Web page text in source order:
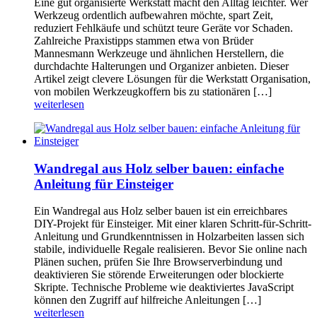
Eine gut organisierte Werkstatt macht den Alltag leichter. Wer
Werkzeug ordentlich aufbewahren möchte, spart Zeit,
reduziert Fehlkäufe und schützt teure Geräte vor Schaden.
Zahlreiche Praxistipps stammen etwa von Brüder
Mannesmann Werkzeuge und ähnlichen Herstellern, die
durchdachte Halterungen und Organizer anbieten. Dieser
Artikel zeigt clevere Lösungen für die Werkstatt Organisation,
von mobilen Werkzeugkoffern bis zu stationären […]
weiterlesen
Wandregal aus Holz selber bauen: einfache
Anleitung für Einsteiger
Ein Wandregal aus Holz selber bauen ist ein erreichbares
DIY-Projekt für Einsteiger. Mit einer klaren Schritt-für-Schritt-
Anleitung und Grundkenntnissen in Holzarbeiten lassen sich
stabile, individuelle Regale realisieren. Bevor Sie online nach
Plänen suchen, prüfen Sie Ihre Browserverbindung und
deaktivieren Sie störende Erweiterungen oder blockierte
Skripte. Technische Probleme wie deaktiviertes JavaScript
können den Zugriff auf hilfreiche Anleitungen […]
weiterlesen